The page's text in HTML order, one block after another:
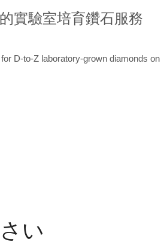
實驗室培育鑽石服務
D-to-Z laboratory-grown diamonds
い